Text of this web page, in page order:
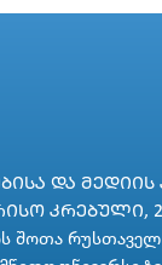
ᲓᲐ ᲛᲔᲓᲘᲘᲡ
ᲙᲠᲔᲑᲣᲚᲘ,
შოთა